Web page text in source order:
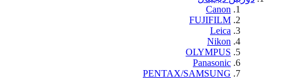
Canon
FUJIFILM
Leica
Nikon
OLYMPUS
Panasonic
PENTAX/SAMSUNG